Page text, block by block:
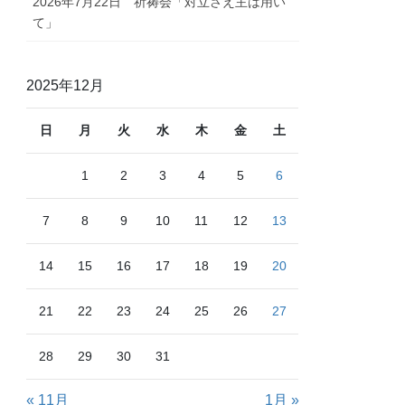
て」
2025年12月
日 月 火 水 木 金 土
1 2 3 4 5 6
7 8 9 10 11 12 13
14 15 16 17 18 19 20
21 22 23 24 25 26 27
28 29 30 31
« 11月 1月 »